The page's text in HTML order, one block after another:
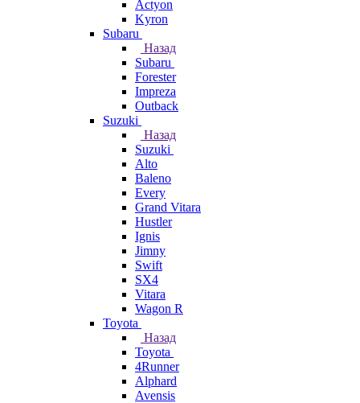
Actyon
Kyron
Subaru
Назад
Subaru
Forester
Impreza
Outback
Suzuki
Назад
Suzuki
Alto
Baleno
Every
Grand Vitara
Hustler
Ignis
Jimny
Swift
SX4
Vitara
Wagon R
Toyota
Назад
Toyota
4Runner
Alphard
Avensis